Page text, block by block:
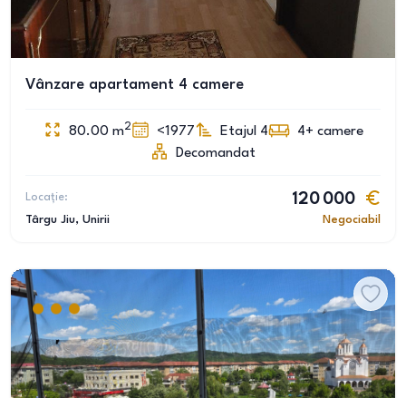
Vânzare apartament 4 camere
80.00 m2 <1977 Etajul 4 4+ camere
Decomandat
Locație:
Târgu Jiu, Unirii
120 000
Negociabil